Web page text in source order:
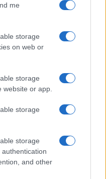
me
storage
on web or
storage
website or app.
storage
storage
and other